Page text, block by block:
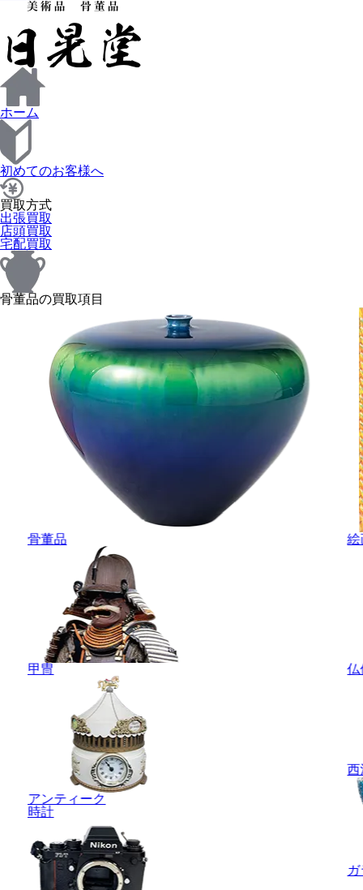
ホーム
初めてのお客様へ
買取方式
出張買取
店頭買取
宅配買取
骨董品の買取項目
骨董品
甲冑
アンティーク
時計
絵
仏
西